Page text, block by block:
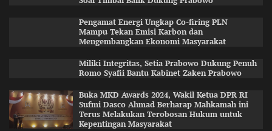
Pengamat Energi Ungkap Co-firing PLN
Mampu Tekan Emisi Karbon dan
Mengembangkan Ekonomi Masyarakat
Miliki Integritas, Setia Prabowo Dukung Penuh
Romo Syafii Bantu Kabinet Zaken Prabowo
Buka MKD Awards 2024, Wakil Ketua DPR RI
Sufmi Dasco Ahmad Berharap Mahkamah ini
Terus Melakukan Terobosan Hukum untuk
Kepentingan Masyarakat